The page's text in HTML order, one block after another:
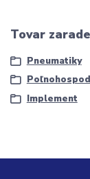
Tovar
Pneumatiky
Implement